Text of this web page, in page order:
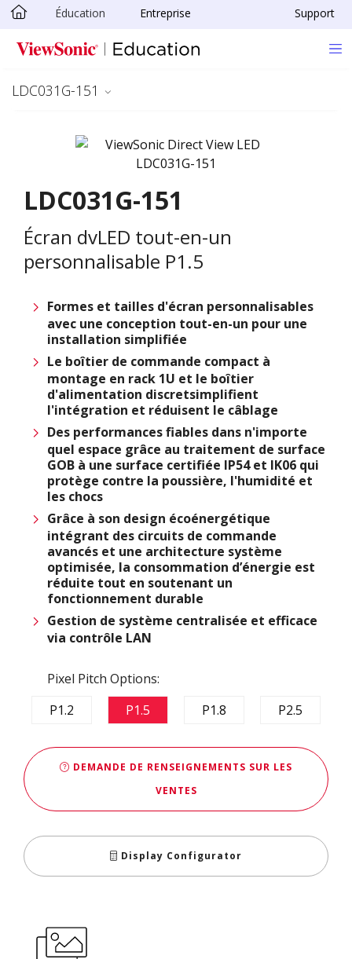
Passer au contenu principal
Éducation Entreprise Support
LDC031G-151
LDC031G-151
Écran dvLED tout-en-un
personnalisable P1.5
Formes et tailles d'écran personnalisables
avec une conception tout-en-un pour une
installation simplifiée
Le boîtier de commande compact à
montage en rack 1U et le boîtier
d'alimentation discretsimplifient
l'intégration et réduisent le câblage
Des performances fiables dans n'importe
quel espace grâce au traitement de surface
GOB à une surface certifiée IP54 et IK06 qui
protège contre la poussière, l'humidité et
les chocs
Grâce à son design écoénergétique
intégrant des circuits de commande
avancés et une architecture système
optimisée, la consommation d’énergie est
réduite tout en soutenant un
fonctionnement durable
Gestion de système centralisée et efficace
via contrôle LAN
Pixel Pitch Options:
P1.2
P1.5 P1.8 P2.5
DEMANDE DE RENSEIGNEMENTS SUR LES
VENTES
Display Configurator